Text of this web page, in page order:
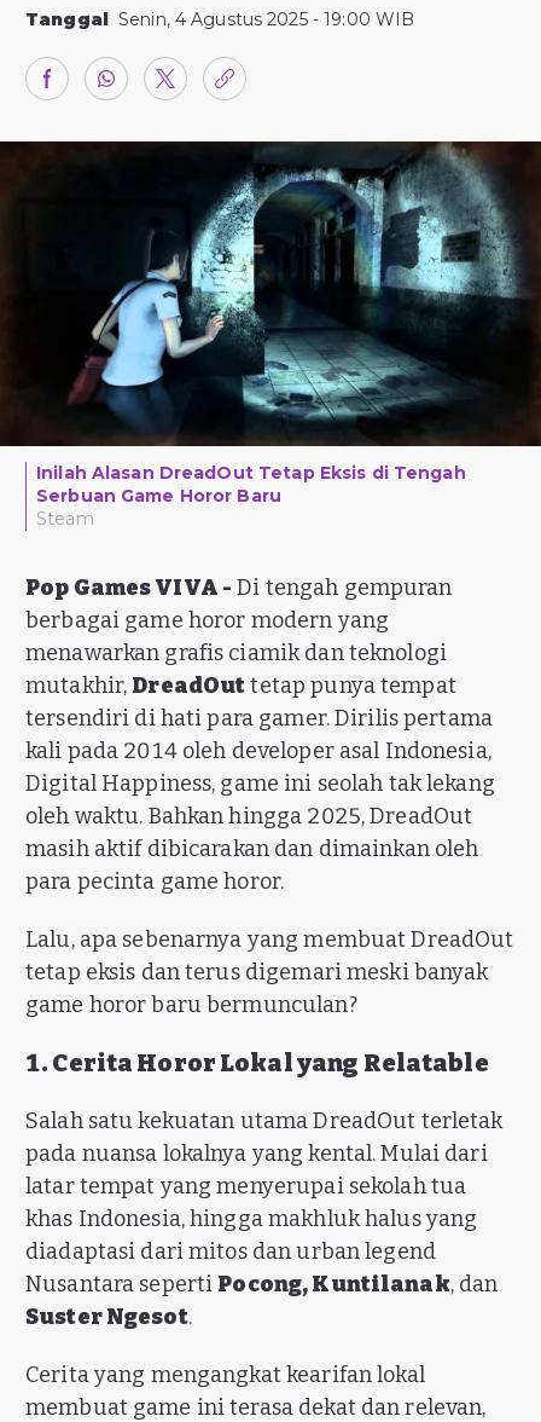
Tanggal Senin, 4 Agustus 2025 - 19:00 WIB
Inilah Alasan DreadOut Tetap Eksis di Tengah
Serbuan Game Horor Baru
Steam
Pop Games VIVA - Di tengah gempuran
berbagai game horor modern yang
menawarkan grafis ciamik dan teknologi
mutakhir, DreadOuttetap punya tempat
tersendiri di hati para gamer. Dirilis pertama
kali pada 2014 oleh developer asal Indonesia,
Digital Happiness, game ini seolah tak lekang
oleh waktu. Bahkan hingga 2025, DreadOut
masih aktif dibicarakan dan dimainkan oleh
para pecinta game horor.
Lalu, apa sebenarnya yang membuat DreadOut
tetap eksis dan terus digemari meski banyak
game horor baru bermunculan?
1. Cerita Horor Lokal yang Relatable
Salah satu kekuatan utama DreadOut terletak
pada nuansa lokalnya yang kental. Mulai dari
latar tempat yang menyerupai sekolah tua
khas Indonesia, hingga makhluk halus yang
diadaptasi dari mitos dan urban legend
Nusantara seperti Pocong, Kuntilanak, dan
Suster Ngesot.
Cerita yang mengangkat kearifan lokal
membuat game ini terasa dekat dan relevan,